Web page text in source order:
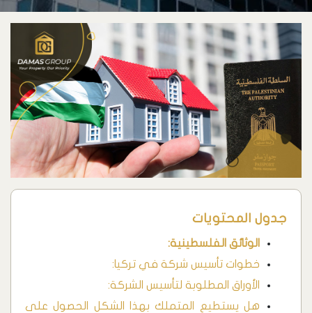
جدول المحتويات
الوثائق الفلسطينية:
خطوات تأسيس شركة في تركيا:
الأوراق المطلوبة لتأسيس الشركة:
هل يستطيع المتملك بهذا الشكل الحصول على